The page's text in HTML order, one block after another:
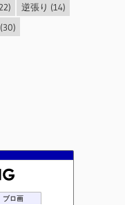
逆張り (14)
(30)
ブロ画